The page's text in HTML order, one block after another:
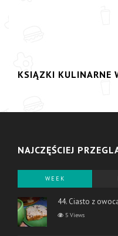
KSIĄZKI KULINARNE
NAJCZĘŚCIEJ
WEEK
44. Ciasto z
5 Views